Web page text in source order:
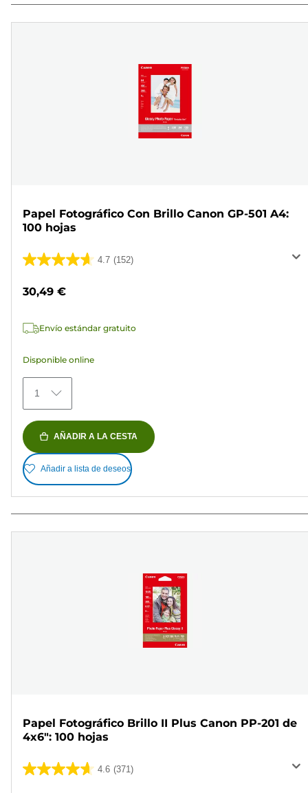
Papel Fotográfico Con Brillo Canon GP-501 A4:
100 hojas
4.7 (152)
4.7
5
152
30,49 €
Envío estándar gratuito
Disponible online
1
AÑADIR A LA CESTA
Añadir a lista de deseos
Papel Fotográfico Brillo II Plus Canon PP-201 de
4x6": 100 hojas
4.6 (371)
4.6